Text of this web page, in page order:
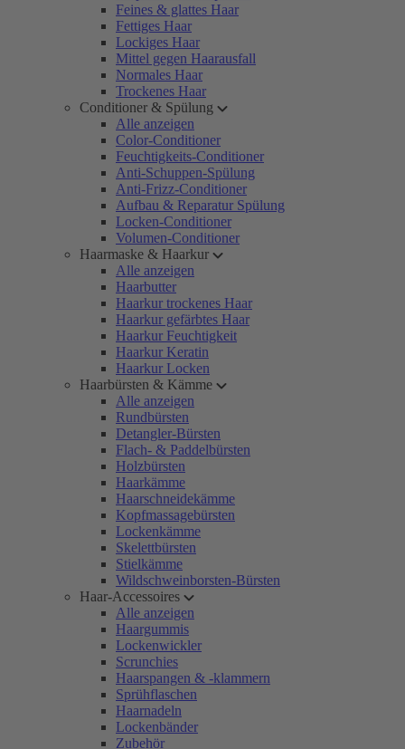
Feines & glattes Haar
Fettiges Haar
Lockiges Haar
Mittel gegen Haarausfall
Normales Haar
Trockenes Haar
Conditioner & Spülung
Alle anzeigen
Color-Conditioner
Feuchtigkeits-Conditioner
Anti-Schuppen-Spülung
Anti-Frizz-Conditioner
Aufbau & Reparatur Spülung
Locken-Conditioner
Volumen-Conditioner
Haarmaske & Haarkur
Alle anzeigen
Haarbutter
Haarkur trockenes Haar
Haarkur gefärbtes Haar
Haarkur Feuchtigkeit
Haarkur Keratin
Haarkur Locken
Haarbürsten & Kämme
Alle anzeigen
Rundbürsten
Detangler-Bürsten
Flach- & Paddelbürsten
Holzbürsten
Haarkämme
Haarschneidekämme
Kopfmassagebürsten
Lockenkämme
Skelettbürsten
Stielkämme
Wildschweinborsten-Bürsten
Haar-Accessoires
Alle anzeigen
Haargummis
Lockenwickler
Scrunchies
Haarspangen & -klammern
Sprühflaschen
Haarnadeln
Lockenbänder
Zubehör